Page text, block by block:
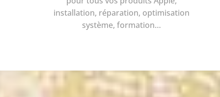
installation, réparation, optimisation
système, formation…